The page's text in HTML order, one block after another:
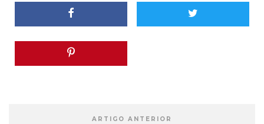
ARTIGO ANTERIOR